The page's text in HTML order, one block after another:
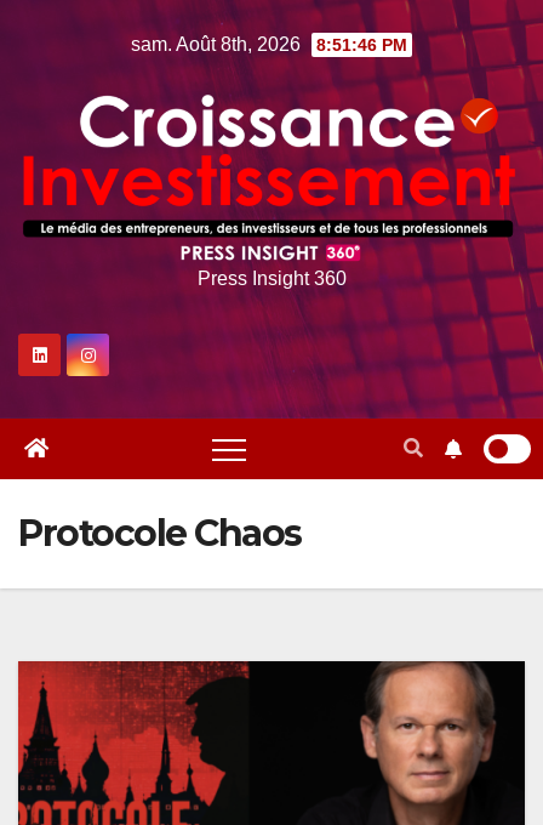
sam. Août 8th, 2026 8:51:47 PM
Press Insight 360
Protocole Chaos